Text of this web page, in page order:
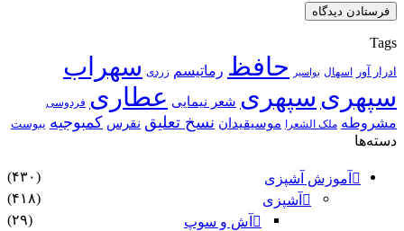
Tags
ادرار آور اسهال بواسیر حافظ رماتیسم زردی سهراب
سپهری سپهری شعر نیمایی عطاری فردوسی
مشروطه ملک الشعرا موسیقیدان نسخ تعلیق نقرس کمبوجیه یبوست
دسته‌ها
آموزش آشپزی
(۴۳۰)
آشپزی
(۴۱۸)
آش و سوپ
(۲۹)